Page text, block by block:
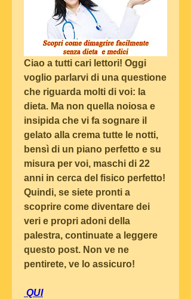
Ciao a tutti cari lettori! Oggi
voglio parlarvi di una questione
che riguarda molti di voi: la
dieta. Ma non quella noiosa e
insipida che vi fa sognare il
gelato alla crema tutte le notti,
bensì di un piano perfetto e su
misura per voi, maschi di 22
anni in cerca del fisico perfetto!
Quindi, se siete pronti a
scoprire come diventare dei
veri e propri adoni della
palestra, continuate a leggere
questo post. Non ve ne
pentirete, ve lo assicuro!
QUI